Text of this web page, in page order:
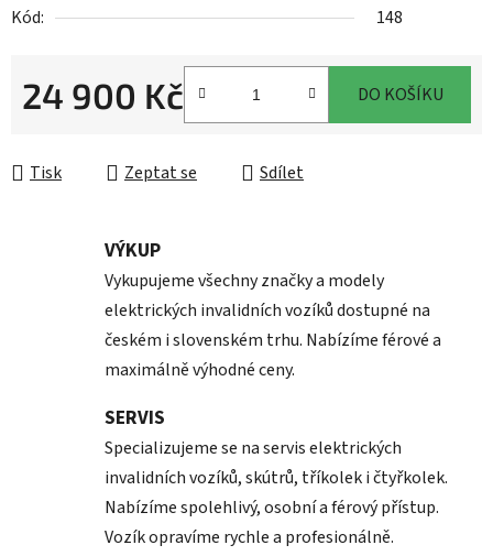
Kód:
148
24 900 Kč DO KOŠÍKU
Tisk Zeptat se Sdílet
VÝKUP
Vykupujeme všechny značky a modely
elektrických invalidních vozíků dostupné na
českém i slovenském trhu. Nabízíme férové a
maximálně výhodné ceny.
SERVIS
Specializujeme se na servis elektrických
invalidních vozíků, skútrů, tříkolek i čtyřkolek.
Nabízíme spolehlivý, osobní a férový přístup.
Vozík opravíme rychle a profesionálně.